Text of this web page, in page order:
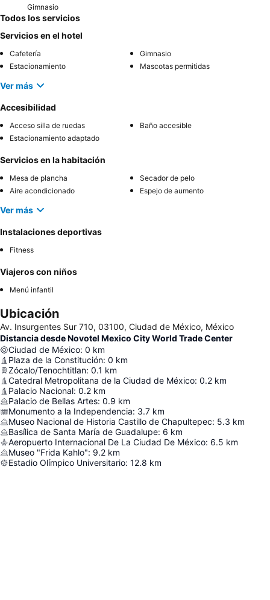
Gimnasio
Todos los servicios
Servicios en el hotel
Cafetería
Gimnasio
Estacionamiento
Mascotas permitidas
Ver más
Accesibilidad
Acceso silla de ruedas
Baño accesible
Estacionamiento adaptado
Servicios en la habitación
Mesa de plancha
Secador de pelo
Aire acondicionado
Espejo de aumento
Ver más
Instalaciones deportivas
Fitness
Viajeros con niños
Menú infantil
Ubicación
Av. Insurgentes Sur 710, 03100, Ciudad de México, México
Distancia desde Novotel Mexico City World Trade Center
Ciudad de México: 0 km
Plaza de la Constitución: 0 km
Zócalo/Tenochtitlan: 0.1 km
Catedral Metropolitana de la Ciudad de México: 0.2 km
Palacio Nacional: 0.2 km
Palacio de Bellas Artes: 0.9 km
Monumento a la Independencia: 3.7 km
Museo Nacional de Historia Castillo de Chapultepec: 5.3 km
Basílica de Santa María de Guadalupe: 6 km
Aeropuerto Internacional De La Ciudad De México: 6.5 km
Museo "Frida Kahlo": 9.2 km
Estadio Olímpico Universitario: 12.8 km